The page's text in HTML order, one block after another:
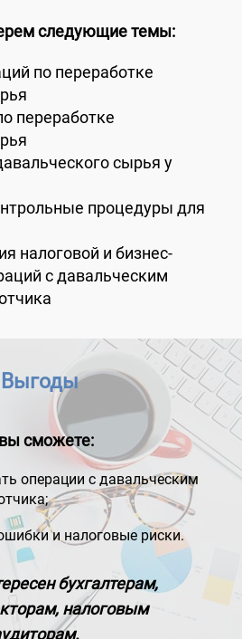
следующие темы:
по переработке
переработке
сырья у
процедуры для
налоговой и бизнес-
с давальческим
Выгоды
сможете:
операции с давальческим
и налоговые риски.
бухгалтерам,
налоговым